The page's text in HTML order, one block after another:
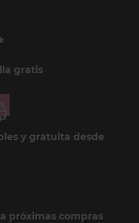
gratis
y gratuita desde
próximas compras